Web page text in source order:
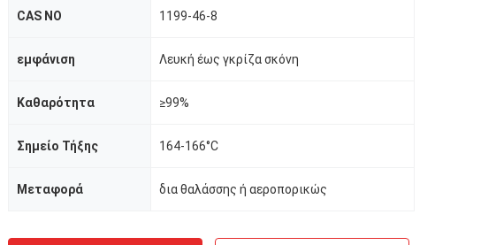
CAS NO 1199-46-8
εμφάνιση Λευκή έως γκρίζα σκόνη
Καθαρότητα ≥99%
Σημείο Τήξης 164-166°C
Μεταφορά δια θαλάσσης ή αεροπορικώς